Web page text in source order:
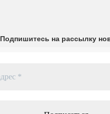
Подпишитесь на рассылку